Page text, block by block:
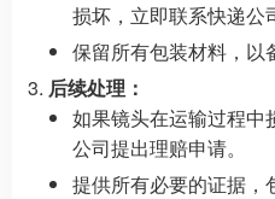
损坏，立即联系快递公
保留所有包装材料，以
后续处理：
如果镜头在运输过程中
公司提出理赔申请。
提供所有必要的证据，